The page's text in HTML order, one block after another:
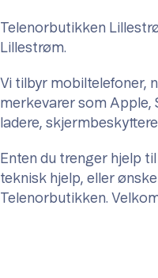
Telenorbutikken
Lillestrøm.
Vi tilbyr mobiltelefoner,
merkevarer som Apple,
ladere,
Enten du trenger hjelp
teknisk hjelp, eller
Telenorbutikken.